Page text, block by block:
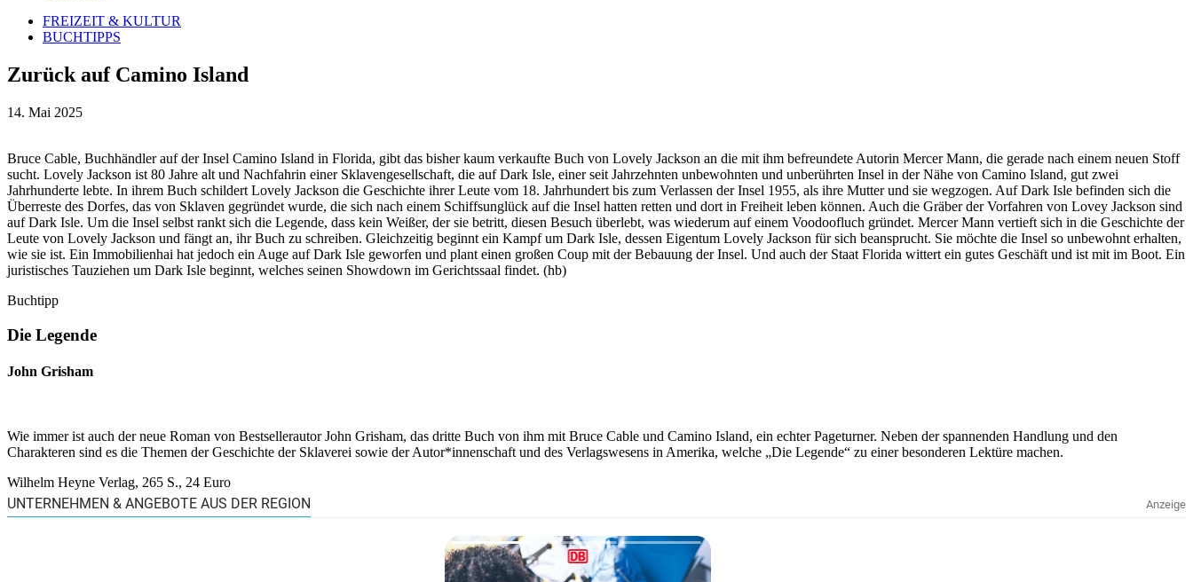
FREIZEIT & KULTUR
BUCHTIPPS
Zurück auf Camino Island
14. Mai 2025
Bruce Cable, Buchhändler auf der Insel Camino Island in Florida, gibt das bisher kaum verkaufte Buch von Lovely Jackson an die mit ihm befreundete Autorin Mercer Mann, die gerade nach einem neuen Stoff
sucht. Lovely Jackson ist 80 Jahre alt und Nachfahrin einer Sklavengesellschaft, die auf Dark Isle, einer seit Jahrzehnten unbewohnten und unberührten Insel in der Nähe von Camino Island, gut zwei
Jahrhunderte lebte. In ihrem Buch schildert Lovely Jackson die Geschichte ihrer Leute vom 18. Jahrhundert bis zum Verlassen der Insel 1955, als ihre Mutter und sie wegzogen. Auf Dark Isle befinden sich die
Überreste des Dorfes, das von Sklaven gegründet wurde, die sich nach einem Schiffsunglück auf die Insel hatten retten und dort in Freiheit leben können. Auch die Gräber der Vorfahren von Lovey Jackson sind
auf Dark Isle. Um die Insel selbst rankt sich die Legende, dass kein Weißer, der sie betritt, diesen Besuch überlebt, was wiederum auf einem Voodoofluch gründet. Mercer Mann vertieft sich in die Geschichte der
Leute von Lovely Jackson und fängt an, ihr Buch zu schreiben. Gleichzeitig beginnt ein Kampf um Dark Isle, dessen Eigentum Lovely Jackson für sich beansprucht. Sie möchte die Insel so unbewohnt erhalten,
wie sie ist. Ein Immobilienhai hat jedoch ein Auge auf Dark Isle geworfen und plant einen großen Coup mit der Bebauung der Insel. Und auch der Staat Florida wittert ein gutes Geschäft und ist mit im Boot. Ein
juristisches Tauziehen um Dark Isle beginnt, welches seinen Showdown im Gerichtssaal findet. (hb)
Buchtipp
Die Legende
John Grisham
Wie immer ist auch der neue Roman von Bestsellerautor John Grisham, das dritte Buch von ihm mit Bruce Cable und Camino Island, ein echter Pageturner. Neben der spannenden Handlung und den
Charakteren sind es die Themen der Geschichte der Sklaverei sowie der Autor*innenschaft und des Verlagswesens in Amerika, welche „Die Legende“ zu einer besonderen Lektüre machen.
Wilhelm Heyne Verlag, 265 S., 24 Euro